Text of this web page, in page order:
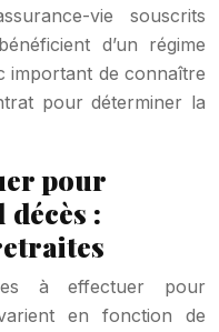
vie souscrits
d’un régime
important de connaître
pour déterminer la
pour
:
à effectuer pour
en fonction de